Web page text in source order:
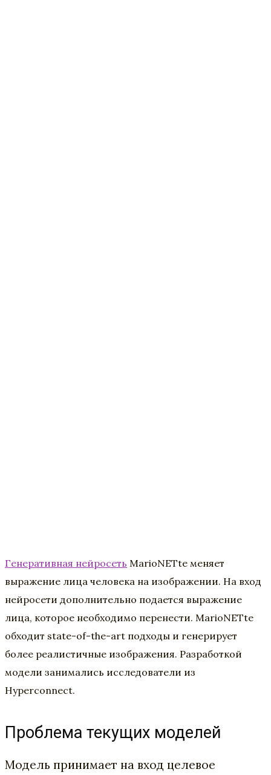
Генеративная нейросеть MarioNETte меняет
выражение лица человека на изображении. На вход
нейросети дополнительно подается выражение
лица, которое необходимо перенести. MarioNETte
обходит state-of-the-art подходы и генерирует
более реалистичные изображения. Разработкой
модели занимались исследователи из
Hyperconnect.
Проблема текущих моделей
Модель принимает на вход целевое